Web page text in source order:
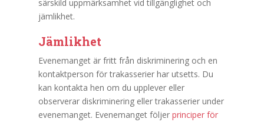
särskild uppmärksamhet vid tillgänglighet och
jämlikhet.
Jämlikhet
Evenemanget är fritt från diskriminering och en
kontaktperson för trakasserier har utsetts. Du
kan kontakta hen om du upplever eller
observerar diskriminering eller trakasserier under
evenemanget. Evenemanget följer principer för